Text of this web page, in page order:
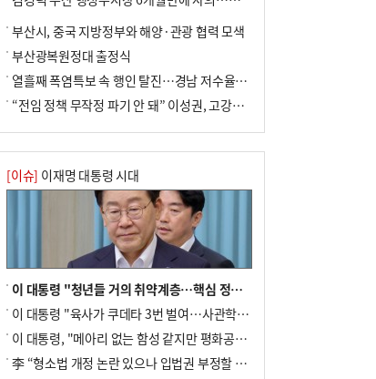
부산시, 중국 지방정부와 해양·관광 협력 모색
부산광복원정대 출정식
열흘째 폭염특보 속 행인 탈진…경남 저수율 평년의 절반
“전임 정책 무작정 파기 안 돼” 이성권, 고강도 ‘전재수 견제’ 예고
[이슈] 이재명 대통령 시대
이 대통령 "청년들 거의 취약계층…핵심 정책 재편""
이 대통령 "육사가 쿠데타 3번 벌여…사관학교 통합 신속히 추진"
이 대통령, "메아리 없는 함성 같지만 평화공존책 계속해야"
李 “형소법 개정 논란 있으나 입법권 부정할 만큼은 아냐”(종합)